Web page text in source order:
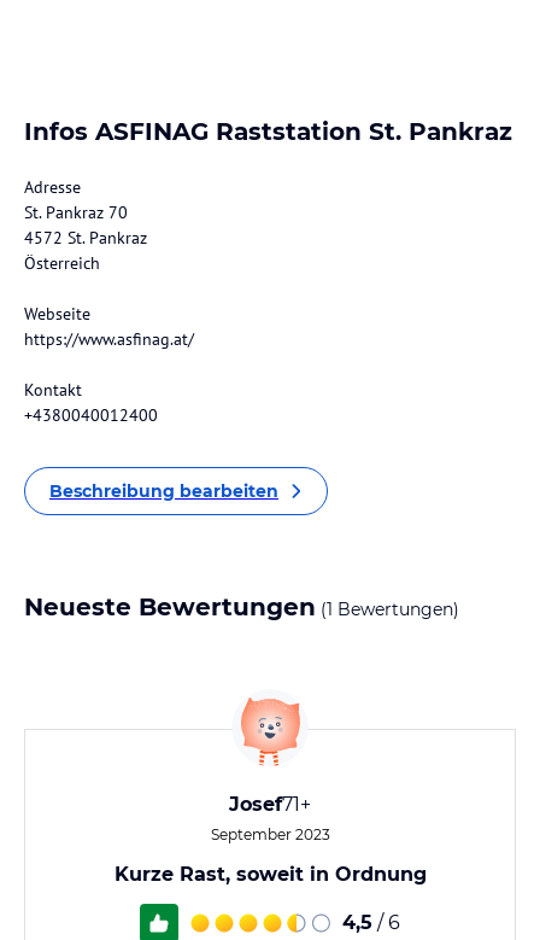
Infos ASFINAG Raststation St. Pankraz
Adresse
St. Pankraz 70
4572 St. Pankraz
Österreich
Webseite
https://www.asfinag.at/
Kontakt
+4380040012400
Beschreibung bearbeiten
Neueste Bewertungen (1 Bewertungen)
Josef71+
September 2023
Kurze Rast, soweit in Ordnung
4,5 / 6